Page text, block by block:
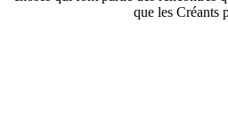
que les Créants